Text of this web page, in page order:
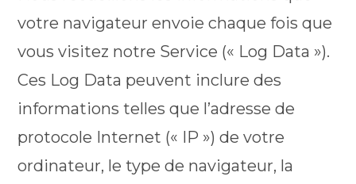
votre navigateur envoie chaque fois que
vous visitez notre Service (« Log Data »).
Ces Log Data peuvent inclure des
informations telles que l’adresse de
protocole Internet (« IP ») de votre
ordinateur, le type de navigateur, la